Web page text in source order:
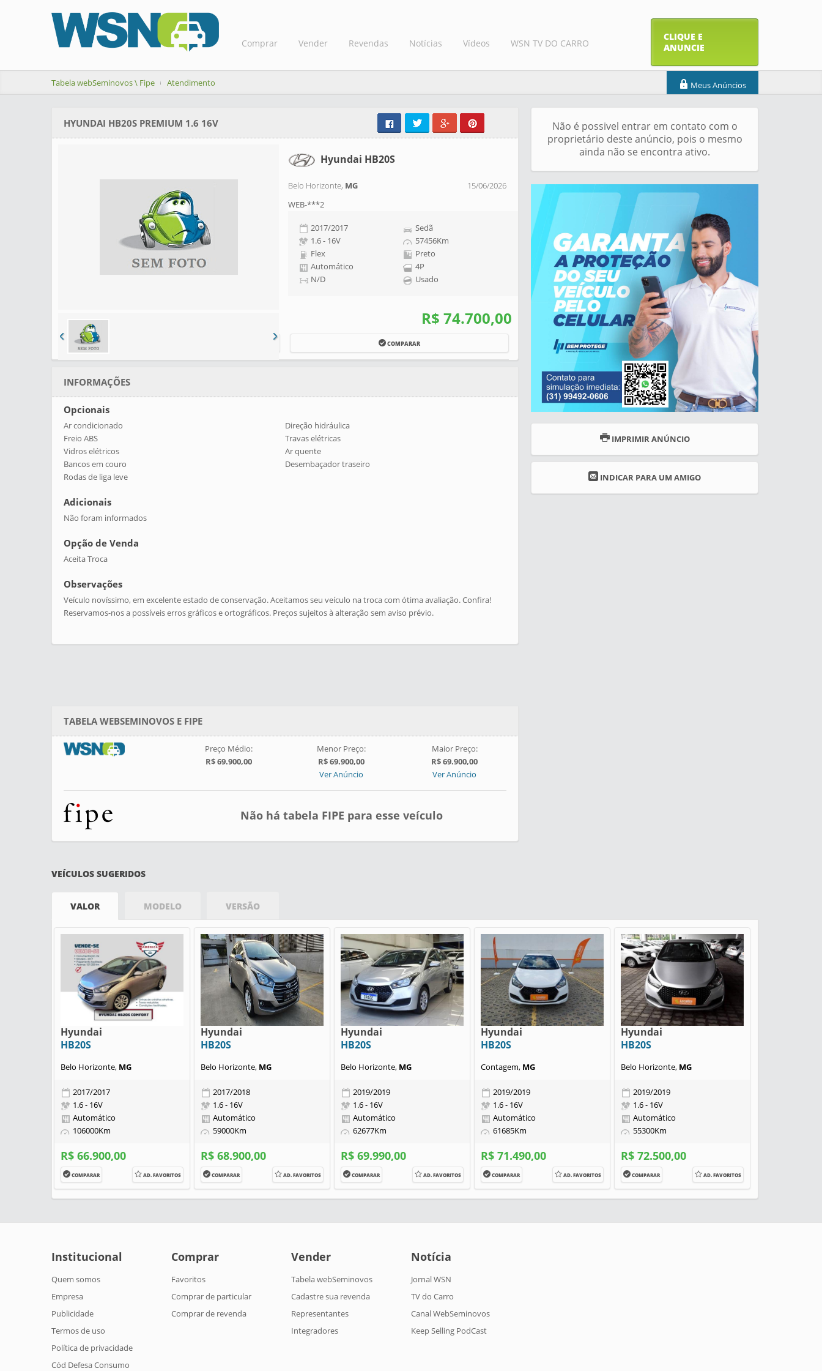
Comprar Vender Revendas Notícias Vídeos WSN TV DO CARRO
CLIQUE E
ANUNCIE
Tabela webSeminovos \ Fipe Atendimento Meus Anúncios
HYUNDAI HB20S PREMIUM 1.6 16V
Hyundai HB20S
Belo Horizonte, MG
15/06/2026
WEB-***2
2017/2017
1.6 - 16V
Flex
Automático
N/D
Sedã
57456Km
Preto
4P
Usado
R$ 74.700,00
COMPARAR
INFORMAÇÕES
Opcionais
Ar condicionado
Direção hidráulica
Freio ABS
Travas elétricas
Vidros elétricos
Ar quente
Bancos em couro
Desembaçador traseiro
Rodas de liga leve
Adicionais
Não foram informados
Opção de Venda
Aceita Troca
Observações
Veículo novíssimo, em excelente estado de conservação. Aceitamos seu veículo na troca com ótima avaliação. Confira!
Reservamos-nos a possíveis erros gráficos e ortográficos. Preços sujeitos à alteração sem aviso prévio.
TABELA WEBSEMINOVOS E FIPE
Preço Médio:
R$ 69.900,00
Menor Preço:
R$ 69.900,00
Ver Anúncio
Maior Preço:
R$ 69.900,00
Ver Anúncio
Não há tabela FIPE para esse veículo
Não é possivel entrar em contato com o
proprietário deste anúncio, pois o mesmo
ainda não se encontra ativo.
IMPRIMIR ANÚNCIO
INDICAR PARA UM AMIGO
VEÍCULOS SUGERIDOS
VALOR MODELO VERSÃO
Hyundai
HB20S
Belo Horizonte, MG
2017/2017
1.6 - 16V
Automático
106000Km
R$ 66.900,00
COMPARAR AD. FAVORITOS
Hyundai
HB20S
Belo Horizonte, MG
2017/2018
1.6 - 16V
Automático
59000Km
R$ 68.900,00
COMPARAR AD. FAVORITOS
Hyundai
HB20S
Belo Horizonte, MG
2019/2019
1.6 - 16V
Automático
62677Km
R$ 69.990,00
COMPARAR AD. FAVORITOS
Hyundai
HB20S
Contagem, MG
2019/2019
1.6 - 16V
Automático
61685Km
R$ 71.490,00
COMPARAR AD. FAVORITOS
Hyundai
HB20S
Belo Horizonte, MG
2019/2019
1.6 - 16V
Automático
55300Km
R$ 72.500,00
COMPARAR AD. FAVORITOS
Institucional
Quem somos
Empresa
Publicidade
Termos de uso
Política de privacidade
Cód Defesa Consumo
Comprar
Favoritos
Comprar de particular
Comprar de revenda
Vender
Tabela webSeminovos
Cadastre sua revenda
Representantes
Integradores
Notícia
Jornal WSN
TV do Carro
Canal WebSeminovos
Keep Selling PodCast